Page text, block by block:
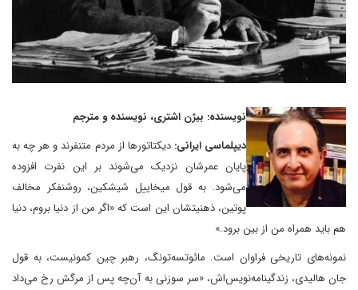
نویسنده: بیژن اشتری، نویسنده و مترجم
دیپلماسی ایرانی: دیکتاتور‌ها از مردم متنفرند و هر چه به
پایان عمرشان نزدیک می‌شوند بر این نفرت افزوده
می‌شود. به قول میخاییل شیشکین، روشنفکر مخالف
پوتین، ذهنیتشان این است که «اگر من از دنیا بروم، دنیا
هم باید همراه من از بین برود.»
نمونه‌های تاریخی فراوان است. مائوتسه‌تونگ، رهبر چین کمونیست، به قول
جان هالیدی، زندگینامه‌نویس‌اش، «سر سوزنی به آن‌چه پس از مرگش رخ می‌داد